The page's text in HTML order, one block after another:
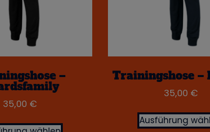
–
35,00 €
Trainingshose –
35,00 €
Ausführung